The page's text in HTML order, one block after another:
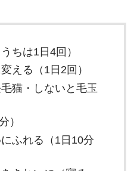
ちは1日4回）
える（1日2回）
猫・しないと毛玉
）
ふれる（1日10分